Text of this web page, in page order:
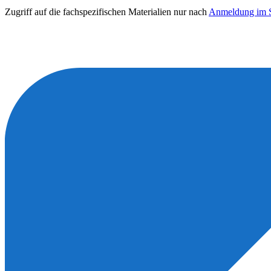
Zugriff auf die fachspezifischen Materialien nur nach Anmeldung im